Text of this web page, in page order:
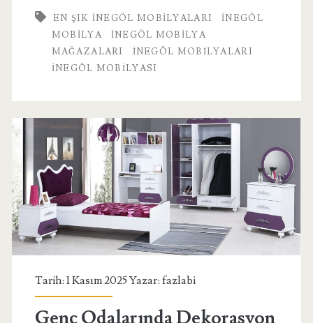
Bursa’da
EN ŞIK İNEGÖL MOBILYALARI
INEGÖL
MOBILYA
INEGÖL MOBILYA
MAĞAZALARI
INEGÖL MOBILYALARI
INEGÖL MOBILYASI
Tarih: 1 Kasım 2025 Yazar: fazlabi
Genç Odalarında Dekorasyon